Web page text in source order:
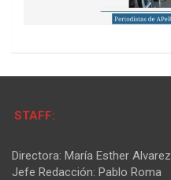
STAFF:
Directora: María Esther Alvarez
Jefe Redacción: Pablo Roma